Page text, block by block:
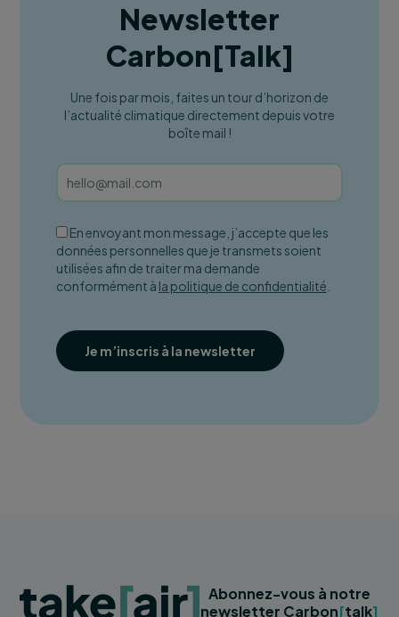
Newsletter
Carbon[Talk]
Une fois par mois, faites un tour d’horizon de
l’actualité climatique directement depuis votre
boîte mail !
En envoyant mon message, j’accepte que les
données personnelles que je transmets soient
utilisées afin de traiter ma demande
conformément à la politique de confidentialité
Je m’inscris à la newsletter
Abonnez-vous à notre
newsletter Carbon[talk]